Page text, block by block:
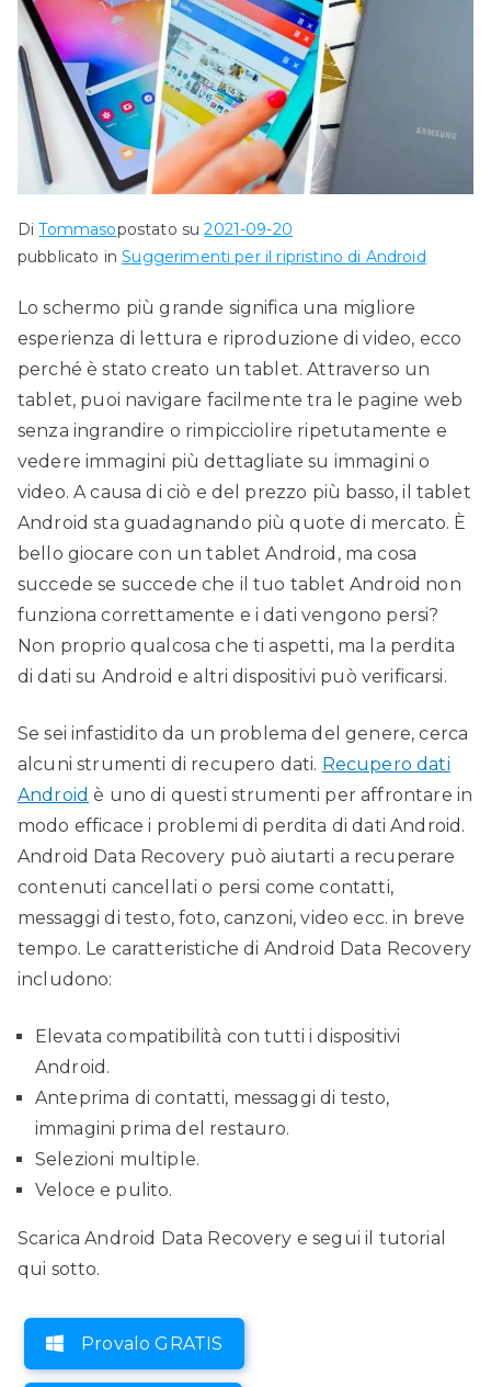
DiTommasopostato su2021-09-20
pubblicato inSuggerimenti per il ripristino di Android
Lo schermo più grande significa una migliore
esperienza di lettura e riproduzione di video, ecco
perché è stato creato un tablet. Attraverso un
tablet, puoi navigare facilmente tra le pagine web
senza ingrandire o rimpicciolire ripetutamente e
vedere immagini più dettagliate su immagini o
video. A causa di ciò e del prezzo più basso, il tablet
Android sta guadagnando più quote di mercato. È
bello giocare con un tablet Android, ma cosa
succede se succede che il tuo tablet Android non
funziona correttamente e i dati vengono persi?
Non proprio qualcosa che ti aspetti, ma la perdita
di dati su Android e altri dispositivi può verificarsi.
Se sei infastidito da un problema del genere, cerca
alcuni strumenti di recupero dati. Recupero dati
Android è uno di questi strumenti per affrontare in
modo efficace i problemi di perdita di dati Android.
Android Data Recovery può aiutarti a recuperare
contenuti cancellati o persi come contatti,
messaggi di testo, foto, canzoni, video ecc. in breve
tempo. Le caratteristiche di Android Data Recovery
includono:
Elevata compatibilità con tutti i dispositivi
Android.
Anteprima di contatti, messaggi di testo,
immagini prima del restauro.
Selezioni multiple.
Veloce e pulito.
Scarica Android Data Recovery e segui il tutorial
qui sotto.
Provalo GRATIS